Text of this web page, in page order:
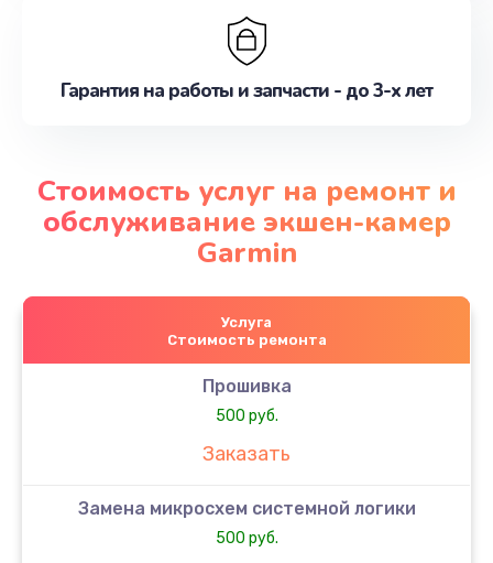
Гарантия на работы и запчасти - до 3-х лет
Стоимость услуг на ремонт и
обслуживание экшен-камер
Garmin
Услуга
Стоимость ремонта
Прошивка
500 руб.
Заказать
Замена микросхем системной логики
500 руб.